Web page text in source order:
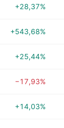
+28,37%
+543,68%
+25,44%
−17,93%
+14,03%